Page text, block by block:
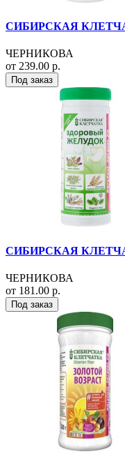
СИБИРСКАЯ
ЧЕРНИКОВА
от 239.00 р.
Под заказ
СИБИРСКАЯ
ЧЕРНИКОВА
от 181.00 р.
Под заказ